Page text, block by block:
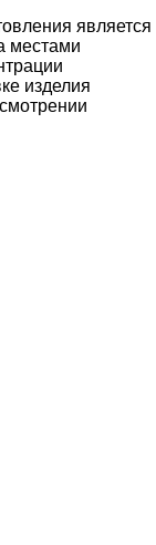
является
местами
изделия